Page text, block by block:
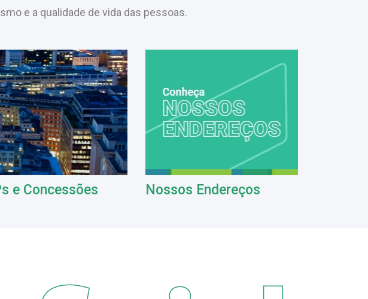
e a qualidade de vida das pessoas.
e Concessões Nossos Endereços